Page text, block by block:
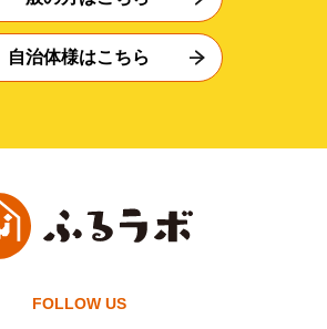
自治体様はこちら
FOLLOW US